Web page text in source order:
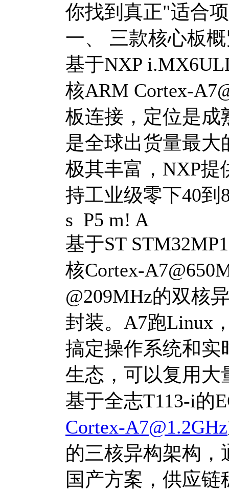
你找到真正"适合
一、 三款核心板
基于NXP
核ARM Cortex-
板连接，定位是成
是全球出货量最
极其丰富，NXP提
持工业级零下40到
s P5 m! A
基于ST
核Cortex-
@209MHz的双核
封装。A7跑Linux
搞定操作系统和实
生态，可以复用大
基于全志T113-i的
Cortex-A7@1.2GHz
的三核异构架构，
国产方案，供应链